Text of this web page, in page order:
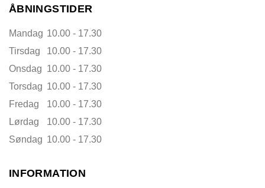
ÅBNINGSTIDER
Mandag 10.00 - 17.30
Tirsdag
10.00 - 17.30
Onsdag 10.00 - 17.30
Torsdag 10.00 - 17.30
Fredag
10.00 - 17.30
Lørdag
10.00 - 17.30
Søndag 10.00 - 17.30
INFORMATION